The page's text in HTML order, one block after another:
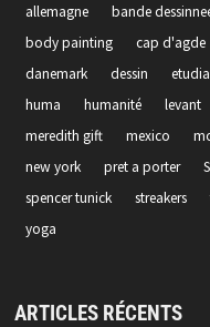
allemagne
bande
body painting
cap d'agde
danemark
dessin
huma
humanité levant
meredith gift
mexico
new york
pret a porter
spencer tunick
streakers
yoga
ARTICLES RÉCENTS